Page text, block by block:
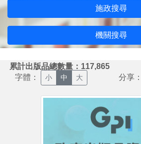
施政搜尋
機關搜尋
累計出版品總數量：117,865
字體： 小 中 大 分享：